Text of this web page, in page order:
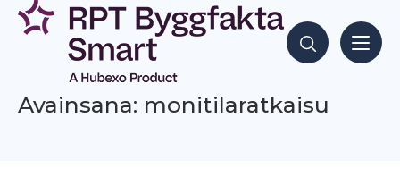
Siirry
sisältöön
Hae sisältöjä
Avainsana: monitilaratkaisu